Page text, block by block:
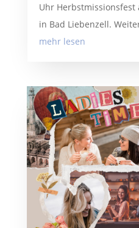
Uhr
in Bad Liebenzell.
mehr lesen